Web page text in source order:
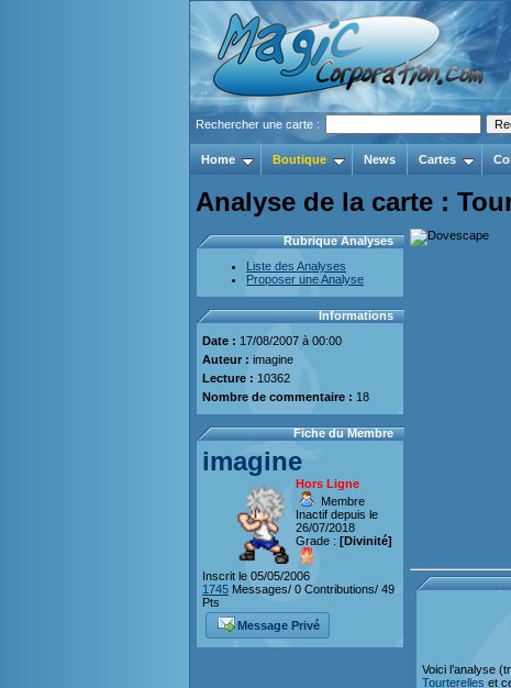
Rechercher une carte :
Home Boutique News Cartes
Analyse de la carte :
Rubrique Analyses
Liste des Analyses
Proposer une Analyse
Informations
Date : 17/08/2007 à 00:00
Auteur : imagine
Lecture : 10362
Nombre de commentaire : 18
Fiche du Membre
imagine
Hors Ligne
Membre
Inactif depuis le
26/07/2018
Grade : [Divinité]
Inscrit le 05/05/2006
1745 Messages/ 0 Contributions/ 49
Pts
Message Privé
Voici l’analyse
Tourterelles et